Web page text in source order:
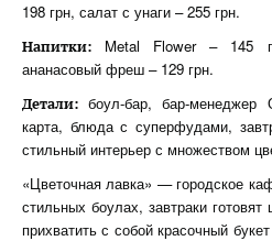
198 грн, салат с унаги – 255 грн.
Напитки: Metal Flower – 145
ананасовый фреш – 129 грн.
Детали: боул-бар, бар-менеджер
карта, блюда с суперфудами,
стильный интерьер с множеством
«Цветочная лавка» — городское
стильных боулах, завтраки
прихватить с собой красочный